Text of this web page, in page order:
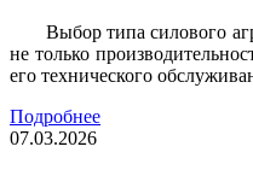
Выбор типа силового
не только
его технического
Подробнее
07.03.2026